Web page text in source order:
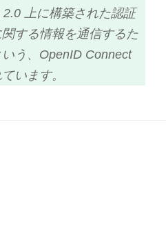
上に構築された認証
する情報を通信するた
う、OpenID Connect
います。